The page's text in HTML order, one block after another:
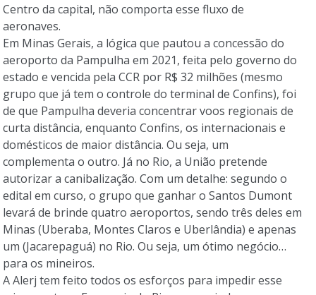
Centro da capital, não comporta esse fluxo de
aeronaves.
Em Minas Gerais, a lógica que pautou a concessão do
aeroporto da Pampulha em 2021, feita pelo governo do
estado e vencida pela CCR por R$ 32 milhões (mesmo
grupo que já tem o controle do terminal de Confins), foi
de que Pampulha deveria concentrar voos regionais de
curta distância, enquanto Confins, os internacionais e
domésticos de maior distância. Ou seja, um
complementa o outro. Já no Rio, a União pretende
autorizar a canibalização. Com um detalhe: segundo o
edital em curso, o grupo que ganhar o Santos Dumont
levará de brinde quatro aeroportos, sendo três deles em
Minas (Uberaba, Montes Claros e Uberlândia) e apenas
um (Jacarepaguá) no Rio. Ou seja, um ótimo negócio…
para os mineiros.
A Alerj tem feito todos os esforços para impedir esse